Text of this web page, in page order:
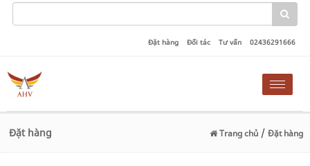
Đặt hàng Đối tác Tư vấn 02436291666
Toggle
Đặt hàng Trang chủ / Đặt hàng